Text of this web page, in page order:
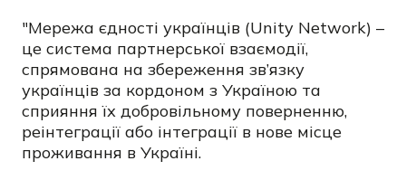
"Мережа єдності українців (Unity Network) –
це система партнерської взаємодії,
спрямована на збереження зв’язку
українців за кордоном з Україною та
сприяння їх добровільному поверненню,
реінтеграції або інтеграції в нове місце
проживання в Україні.